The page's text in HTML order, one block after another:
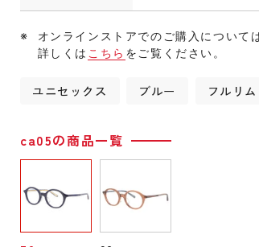
オンラインストアでのご購入について
詳しくは こちら をご覧ください。
ユニセックス ブルー フルリム
ca05の商品一覧